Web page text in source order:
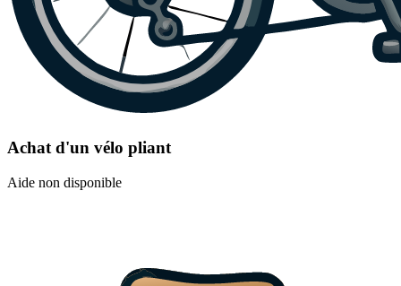
Achat d'un vélo pliant
Aide non disponible